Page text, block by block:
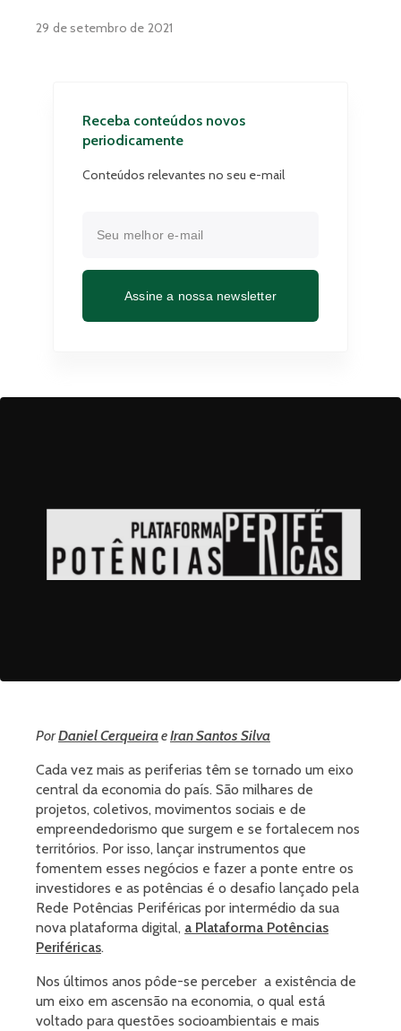
29 de setembro de 2021
PorDaniel CerqueiraeIran Santos Silva
Cada vez mais as periferias têm se tornado um eixo
central da economia do país. São milhares de
projetos, coletivos, movimentos sociais e de
empreendedorismo que surgem e se fortalecem nos
territórios. Por isso, lançar instrumentos que
fomentem esses negócios e fazer a ponte entre os
investidores e as potências é o desafio lançado pela
Rede Potências Periféricas por intermédio da sua
nova plataforma digital, a Plataforma Potências
Periféricas.
Nos últimos anos pôde-se perceber a existência de
um eixo em ascensão na economia, o qual está
voltado para questões socioambientais e mais
Receba conteúdos novos
periodicamente
Conteúdos relevantes no seu e-mail
Assine a nossa newsletter